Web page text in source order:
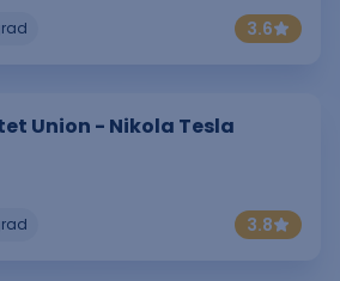
3.6
Union - Nikola Tesla
3.8